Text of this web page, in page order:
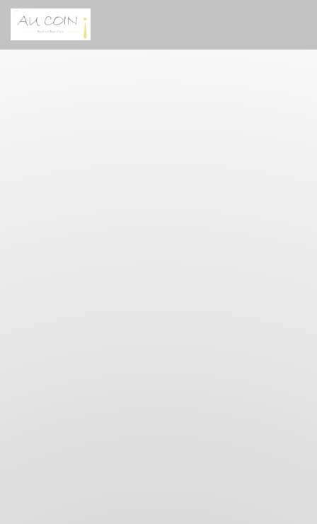
Panel pro správu cookies